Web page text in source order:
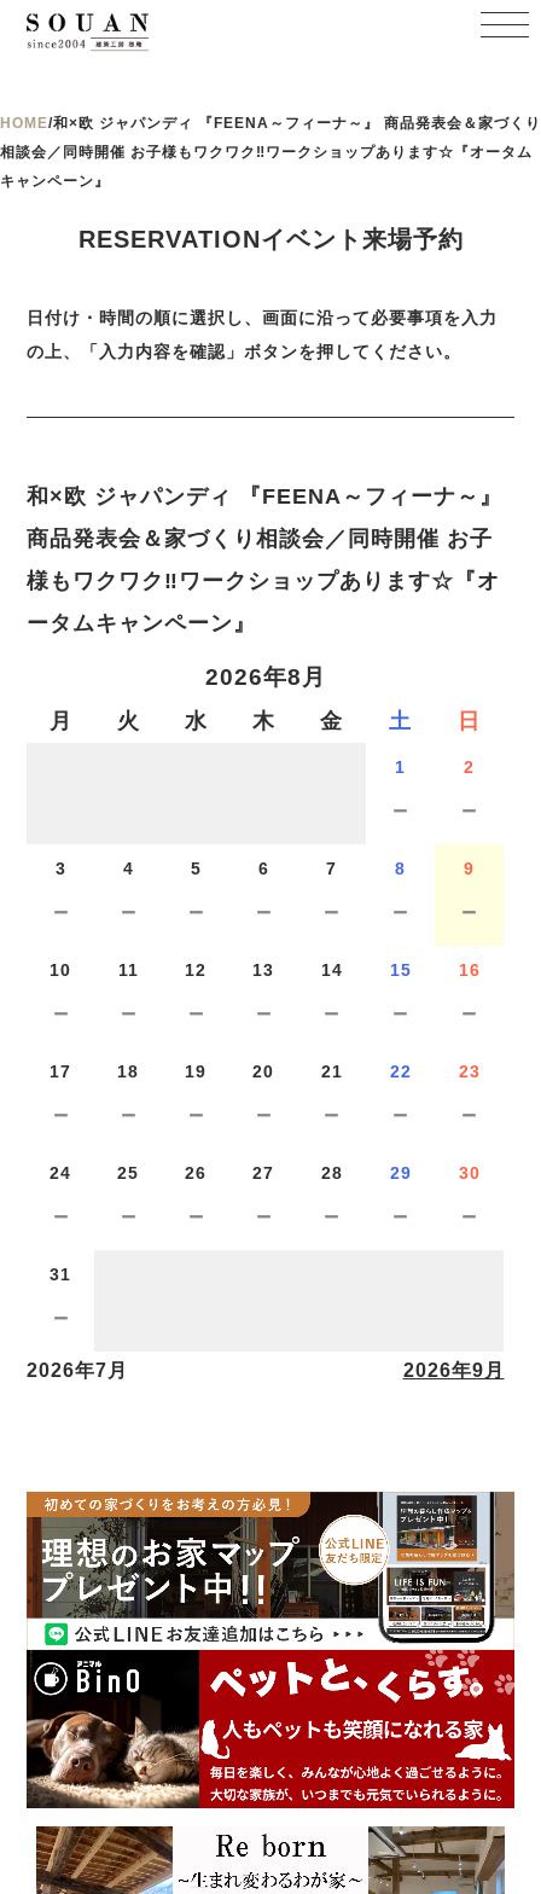
HOME/和×欧 ジャパンディ 『FEENA～フィーナ～』 商品発表会＆家づくり
相談会／同時開催 お子様もワクワク‼ワークショップあります☆『オータム
キャンペーン』
RESERVATIONイベント来場予約
日付け・時間の順に選択し、画面に沿って必要事項を入力
の上、「入力内容を確認」ボタンを押してください。
和×欧 ジャパンディ 『FEENA～フィーナ～』
商品発表会＆家づくり相談会／同時開催 お子
様もワクワク‼ワークショップあります☆『オ
ータムキャンペーン』
2026年8月
月 火 水 木 金 土 日
1
－
2
－
3
－
4
－
5
－
6
－
7
－
8
－
9
－
10
－
11
－
12
－
13
－
14
－
15
－
16
－
17
－
18
－
19
－
20
－
21
－
22
－
23
－
24
－
25
－
26
－
27
－
28
－
29
－
30
－
31
－
2026年7月 2026年9月